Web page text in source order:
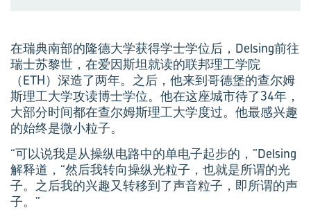
在瑞典南部的隆德大学获得学士学位后，Delsing前往
瑞士苏黎世，在爱因斯坦就读的联邦理工学院
（ETH）深造了两年。之后，他来到哥德堡的查尔姆
斯理工大学攻读博士学位。他在这座城市待了34年，
大部分时间都在查尔姆斯理工大学度过。他最感兴趣
的始终是微小粒子。
“可以说我是从操纵电路中的单电子起步的，”Delsing
解释道，“然后我转向操纵光粒子，也就是所谓的光
子。之后我的兴趣又转移到了声音粒子，即所谓的声
子。”